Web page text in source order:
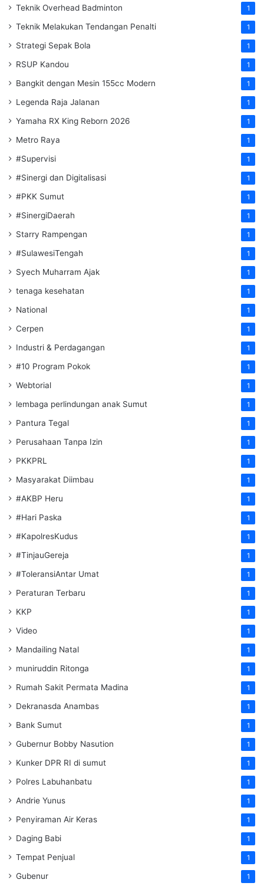
Teknik Overhead Badminton 1
Teknik Melakukan Tendangan Penalti 1
Strategi Sepak Bola 1
RSUP Kandou 1
Bangkit dengan Mesin 155cc Modern 1
Legenda Raja Jalanan 1
Yamaha RX King Reborn 2026 1
Metro Raya 1
#Supervisi 1
#Sinergi dan Digitalisasi 1
#PKK Sumut 1
#SinergiDaerah 1
Starry Rampengan 1
#SulawesiTengah 1
Syech Muharram Ajak 1
tenaga kesehatan 1
National 1
Cerpen 1
Industri & Perdagangan 1
#10 Program Pokok 1
Webtorial 1
lembaga perlindungan anak Sumut 1
Pantura Tegal 1
Perusahaan Tanpa Izin 1
PKKPRL 1
Masyarakat Diimbau 1
#AKBP Heru 1
#Hari Paska 1
#KapolresKudus 1
#TinjauGereja 1
#ToleransiAntar Umat 1
Peraturan Terbaru 1
KKP 1
Video 1
Mandailing Natal 1
muniruddin Ritonga 1
Rumah Sakit Permata Madina 1
Dekranasda Anambas 1
Bank Sumut 1
Gubernur Bobby Nasution 1
Kunker DPR RI di sumut 1
Polres Labuhanbatu 1
Andrie Yunus 1
Penyiraman Air Keras 1
Daging Babi 1
Tempat Penjual 1
Gubenur 1